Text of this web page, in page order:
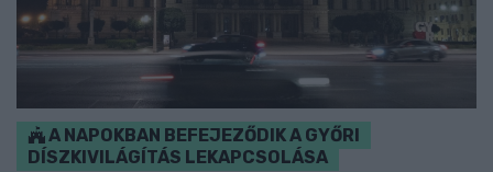
A NAPOKBAN BEFEJEZŐDIK A GYŐRI
DÍSZKIVILÁGÍTÁS LEKAPCSOLÁSA